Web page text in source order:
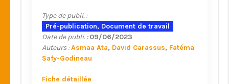
Type de publi. :
Pré-publication, Document de travail
Date de publi. : 09/06/2023
Auteurs :Asmaa Ata David Carassus Fatéma
Safy-Godineau
Fiche détaillée